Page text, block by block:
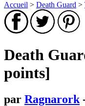
Accueil > Death Guard >
Death
points]
par Ragnarork